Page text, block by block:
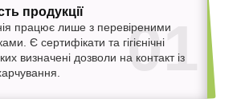
01
продукції
працює лише з перевіреними
Є сертифікати та гігієнічні
визначені дозволи на контакт із